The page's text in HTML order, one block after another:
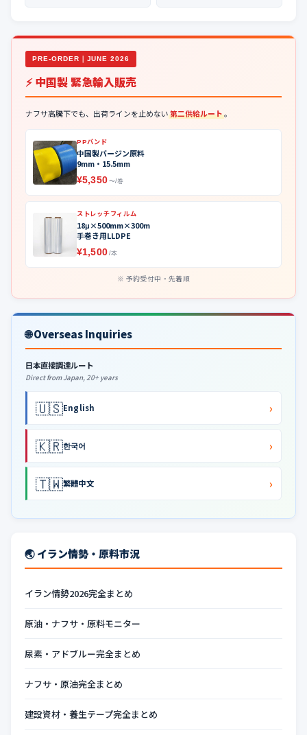
PRE-ORDER｜JUNE 2026
⚡ 中国製 緊急輸入販売
ナフサ高騰下でも、出荷ラインを止めない第二供給ルート。
PPバンド
中国製バージン原料
9mm・15.5mm
¥5,350 〜/巻
ストレッチフィルム
18μ×500mm×300m
手巻き用LLDPE
¥1,500 /本
予約受付中・先着順
🌐 Overseas Inquiries
日本直接調達ルート
Direct from Japan, 20+ years
🇺🇸English ›
🇰🇷한국어 ›
🇹🇼繁體中文 ›
🌏 イラン情勢・原料市況
イラン情勢2026完全まとめ
原油・ナフサ・原料モニター
尿素・アドブルー完全まとめ
ナフサ・原油完全まとめ
建設資材・養生テープ完全まとめ